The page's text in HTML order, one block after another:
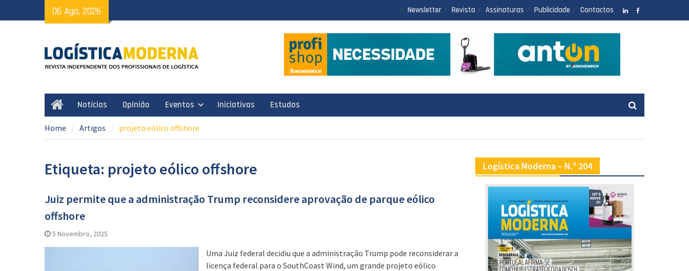
to
06 Ago, 2026 Newsletter Revista Assinaturas Publicidade Contactos
HomeNotícias Opinião Eventos Iniciativas Estudos
Home Artigos projeto eólico offshore
Etiqueta: projeto eólico offshore
Juiz permite que a administração Trump reconsidere aprovação de parque eólico
offshore
5 Novembro, 2025
Uma Juiz federal decidiu que a administração Trump pode reconsiderar a
licença federal para o SouthCoast Wind, um grande projeto eólico
Logística Moderna – N.º 204